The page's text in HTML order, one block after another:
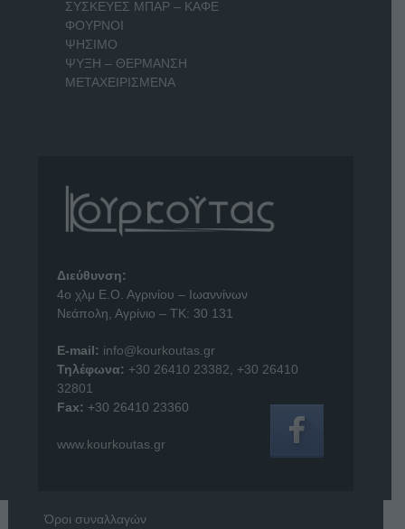
ΣΥΣΚΕΥΕΣ ΜΠΑΡ – ΚΑΦΕ
ΦΟΥΡΝΟΙ
ΨΗΣΙΜΟ
ΨΥΞΗ – ΘΕΡΜΑΝΣΗ
ΜΕΤΑΧΕΙΡΙΣΜΕΝΑ
Διεύθυνση:
4o χλμ Ε.Ο. Αγρινίου – Ιωαννίνων
Νεάπολη, Αγρίνιο – ΤΚ: 30 131
E-mail: info@kourkoutas.gr
Τηλέφωνα: +30 26410 23382
+30 26410
32801
Fax: +30 26410 23360
www.kourkoutas.gr
Όροι συναλλαγών